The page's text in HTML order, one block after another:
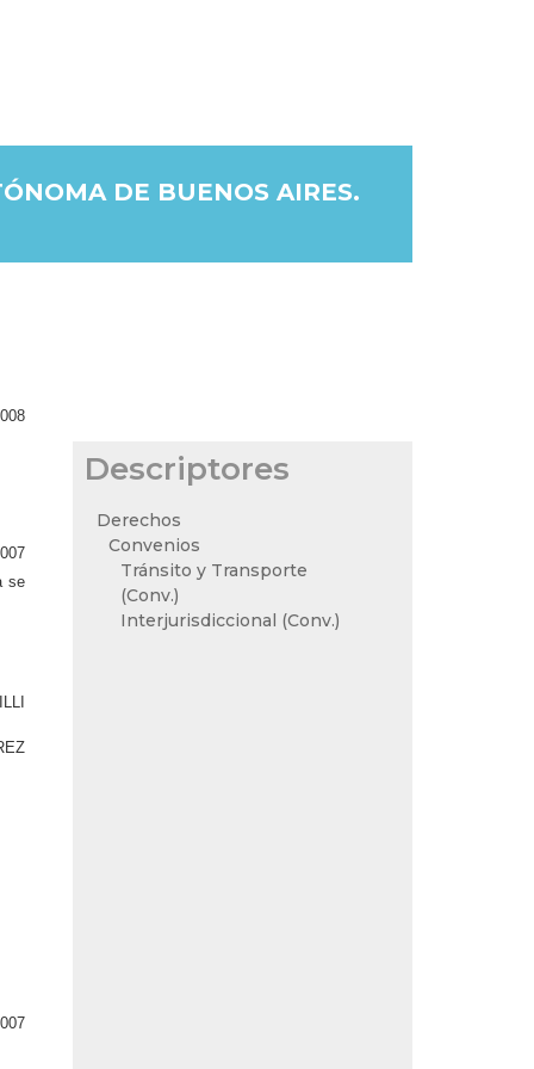
DE BUENOS AIRES.
se
Descriptores
Derechos
Convenios
Tránsito y Transporte
(Conv.)
Interjurisdiccional (Conv.)